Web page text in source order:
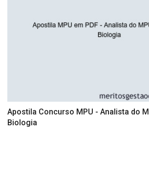
Apostila Concurso MPU - Analista do
Biologia